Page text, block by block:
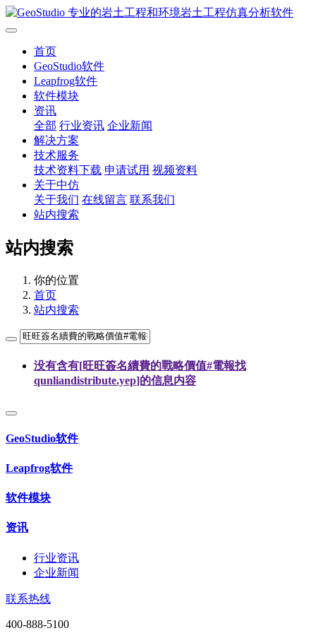
首页
GeoStudio软件
Leapfrog软件
软件模块
资讯
全部 行业资讯 企业新闻
解决方案
技术服务
技术资料下载 申请试用 视频资料
关于中仿
关于我们 在线留言 联系我们
站内搜索
站内搜索
你的位置
首页
站内搜索
没有含有[旺旺簽名續費的戰略價值#電報找
qunliandistribute.yep]的信息内容
GeoStudio软件
Leapfrog软件
软件模块
资讯
行业资讯
企业新闻
联系热线
400-888-5100